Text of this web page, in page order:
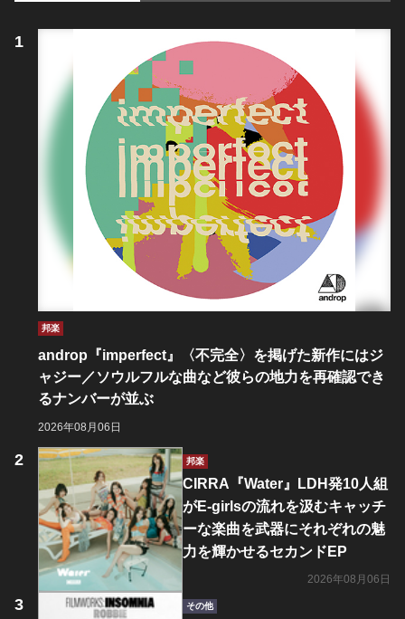
邦楽
androp『imperfect』〈不完全〉を掲げた新作にはジ
ャジー／ソウルフルな曲など彼らの地力を再確認でき
るナンバーが並ぶ
2026年08月06日
邦楽
CIRRA『Water』LDH発10人組
がE-girlsの流れを汲むキャッチ
ーな楽曲を武器にそれぞれの魅
力を輝かせるセカンドEP
2026年08月06日
その他